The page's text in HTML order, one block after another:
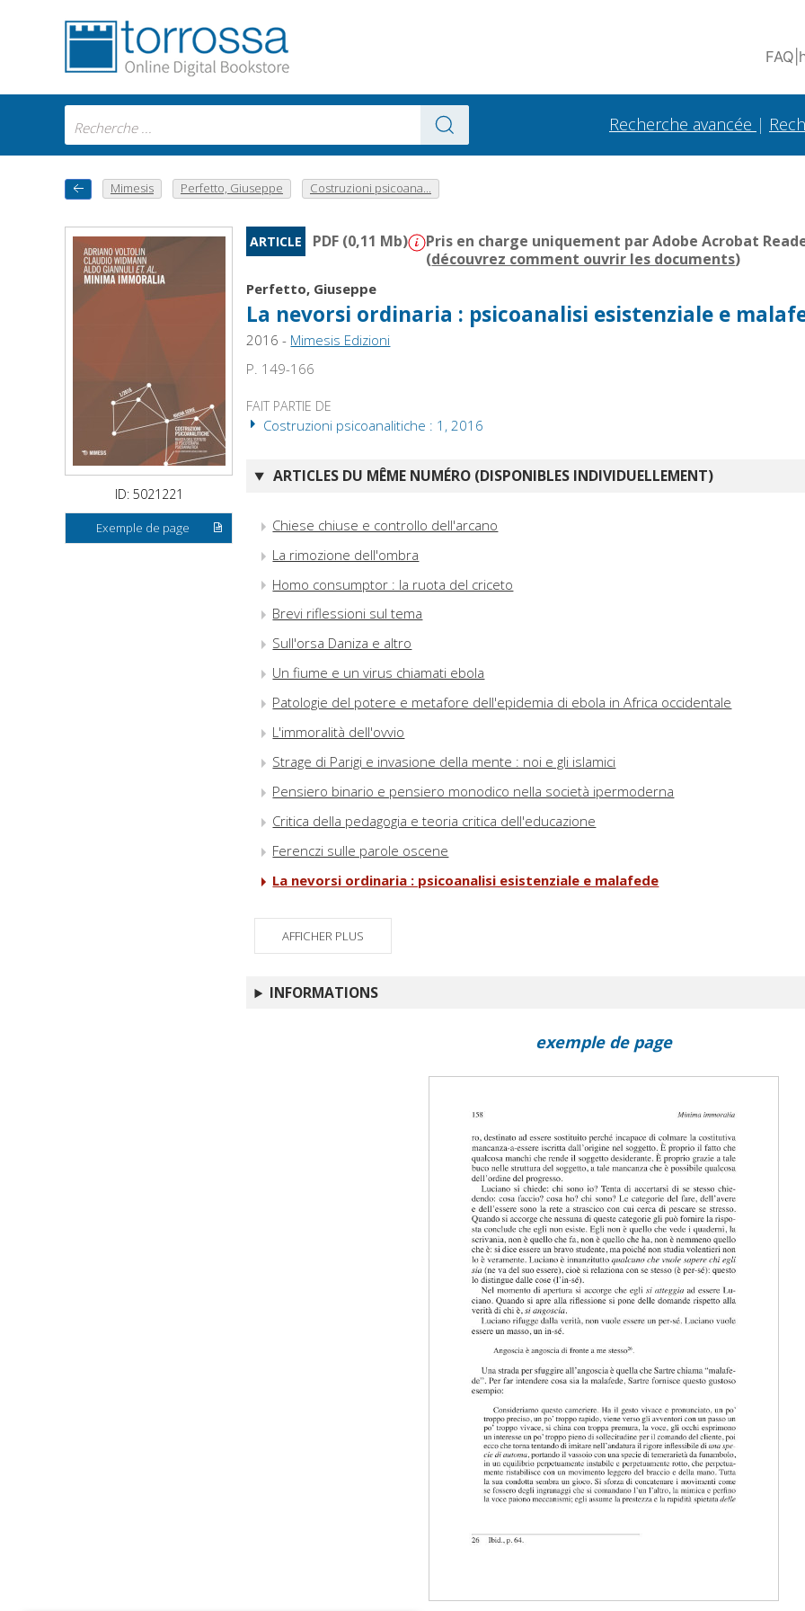
FAQ
Recherche avancée |
Mimesis Perfetto, Giuseppe Costruzioni psicoana...
ID: 5021221
Exemple de page
ARTICLE PDF (0,11 Mb)
Pris en charge uniquement par Adobe Acrobat
(découvrez comment ouvrir les documents)
Perfetto, Giuseppe
La nevorsi ordinaria : psicoanalisi esistenziale e
2016 - Mimesis Edizioni
P. 149-166
FAIT PARTIE DE
Costruzioni psicoanalitiche : 1, 2016
ARTICLES DU MÊME NUMÉRO (DISPONIBLES INDIVIDUELLEMENT)
Chiese chiuse e controllo dell'arcano
La rimozione dell'ombra
Homo consumptor : la ruota del criceto
Brevi riflessioni sul tema
Sull'orsa Daniza e altro
Un fiume e un virus chiamati ebola
Patologie del potere e metafore dell'epidemia di ebola in Africa occidentale
L'immoralità dell'ovvio
Strage di Parigi e invasione della mente : noi e gli islamici
Pensiero binario e pensiero monodico nella società ipermoderna
Critica della pedagogia e teoria critica dell'educazione
Ferenczi sulle parole oscene
La nevorsi ordinaria : psicoanalisi esistenziale e malafede
AFFICHER PLUS
INFORMATIONS
exemple de page